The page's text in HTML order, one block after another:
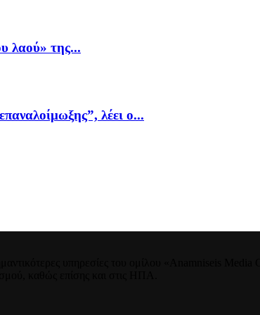
λαού» της...
λέει ο...